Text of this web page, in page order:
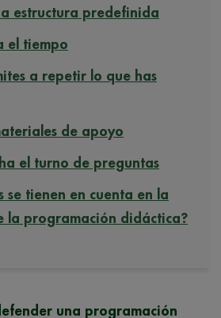
estructura predefinida
el tiempo
a repetir lo que has
de apoyo
el turno de preguntas
se tienen en cuenta en la
la programación didáctica?
una programación